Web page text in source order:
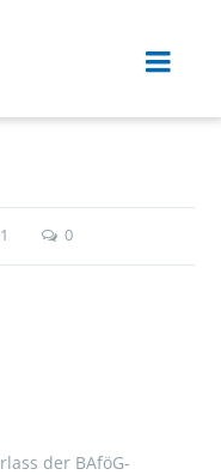
0
der BAföG-